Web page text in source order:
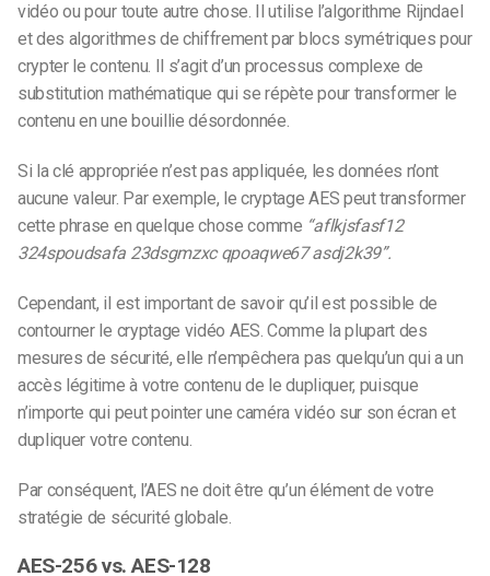
vidéo ou pour toute autre chose. Il utilise l’algorithme Rijndael
et des algorithmes de chiffrement par blocs symétriques pour
crypter le contenu. Il s’agit d’un processus complexe de
substitution mathématique qui se répète pour transformer le
contenu en une bouillie désordonnée.
Si la clé appropriée n’est pas appliquée, les données n’ont
aucune valeur. Par exemple, le cryptage AES peut transformer
cette phrase en quelque chose comme “aflkjsfasf12
324spoudsafa 23dsgmzxc qpoaqwe67 asdj2k39”.
Cependant, il est important de savoir qu’il est possible de
contourner le cryptage vidéo AES. Comme la plupart des
mesures de sécurité, elle n’empêchera pas quelqu’un qui a un
accès légitime à votre contenu de le dupliquer, puisque
n’importe qui peut pointer une caméra vidéo sur son écran et
dupliquer votre contenu.
Par conséquent, l’AES ne doit être qu’un élément de votre
stratégie de sécurité globale.
AES-256 vs. AES-128